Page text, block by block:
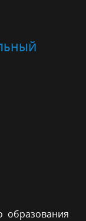
образования